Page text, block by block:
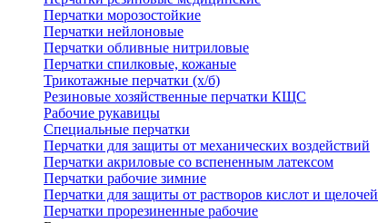
Перчатки морозостойкие
Перчатки нейлоновые
Перчатки обливные нитриловые
Перчатки спилковые, кожаные
Трикотажные перчатки (х/б)
Резиновые хозяйственные перчатки КЩС
Рабочие рукавицы
Специальные перчатки
Перчатки для защиты от механических воздействий
Перчатки акриловые со вспененным латексом
Перчатки рабочие зимние
Перчатки для защиты от растворов кислот и щелочей
Перчатки прорезиненные рабочие